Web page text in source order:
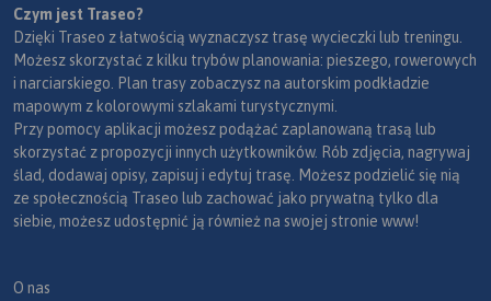
Czym jest Traseo?
Dzięki Traseo z łatwością wyznaczysz trasę wycieczki lub treningu.
Możesz skorzystać z kilku trybów planowania: pieszego, rowerowych
i narciarskiego. Plan trasy zobaczysz na autorskim podkładzie
mapowym z kolorowymi szlakami turystycznymi.
Przy pomocy aplikacji możesz podążać zaplanowaną trasą lub
skorzystać z propozycji innych użytkowników. Rób zdjęcia, nagrywaj
ślad, dodawaj opisy, zapisuj i edytuj trasę. Możesz podzielić się nią
ze społecznością Traseo lub zachować jako prywatną tylko dla
siebie, możesz udostępnić ją również na swojej stronie www!
O nas